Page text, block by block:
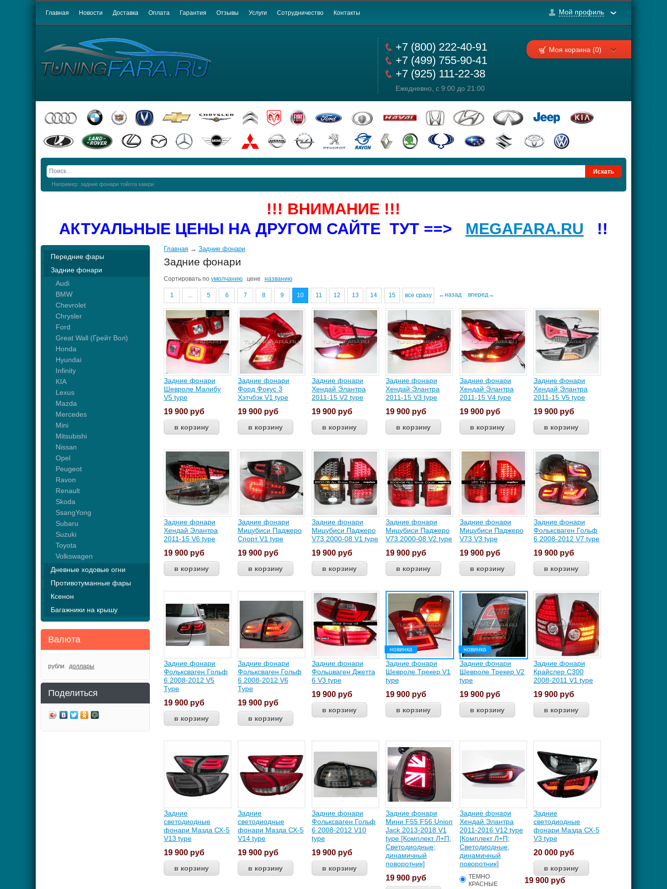
Главная Новости Доставка Оплата Гарантия Отзывы Услуги Сотрудничество Контакты Мой профиль
+7 (800) 222-40-91
+7 (499) 755-90-41
+7 (925) 111-22-38
Ежедневно, с 9:00 до 21:00
Моя корзина (0)
Например: задние фонари тойота камри
!!! ВНИМАНИЕ !!!
АКТУАЛЬНЫЕ ЦЕНЫ НА ДРУГОМ САЙТЕ ТУТ ==> MEGAFARA.RU !!
Передние фары
Задние фонари
Audi
BMW
Chevrolet
Chrysler
Ford
Great Wall (Грейт Вол)
Honda
Hyundai
Infinity
KIA
Lexus
Mazda
Mercedes
Mini
Mitsubishi
Nissan
Opel
Peugeot
Ravon
Renault
Skoda
SsangYong
Subaru
Suzuki
Toyota
Volkswagen
Дневные ходовые огни
Противотуманные фары
Ксенон
Багажники на крышу
Валюта
рубли доллары
Поделиться
Главная → Задние фонари
Задние фонари
Сортировать по умолчанию цене названию
1 ... 5 6 7 8 9 10 11 12 13 14 15 все сразу ←назад вперед→
Задние фонари
Шевроле Малибу
V5 type
19 900 руб
Задние фонари
Форд Фокус 3
Хэтчбэк V1 type
19 900 руб
Задние фонари
Хендай Элантра
2011-15 V2 type
19 900 руб
Задние фонари
Хендай Элантра
2011-15 V3 type
19 900 руб
Задние фонари
Хендай Элантра
2011-15 V4 type
19 900 руб
Задние фонари
Хендай Элантра
2011-15 V5 type
19 900 руб
Задние фонари
Хендай Элантра
2011-15 V6 type
19 900 руб
Задние фонари
Мицубиси Паджеро
Спорт V1 type
19 900 руб
Задние фонари
Мицубиси Паджеро
V73 2000-08 V1 type
19 900 руб
Задние фонари
Мицубиси Паджеро
V73 2000-08 V2 type
19 900 руб
Задние фонари
Мицубиси Паджеро
V73 V3 type
19 900 руб
Задние фонари
Фольксваген Гольф
6 2008-2012 V7 type
19 900 руб
Задние фонари
Фольксваген Гольф
6 2008-2012 V5
Type
19 900 руб
Задние фонари
Фольксваген Гольф
6 2008-2012 V6
Type
19 900 руб
Задние фонари
Фольцваген Джетта
6 V3 type
19 900 руб
Задние фонари
Шевроле Трекер V1
type
19 900 руб
Задние фонари
Шевроле Трекер V2
type
19 900 руб
Задние фонари
Крайслер С300
2008-2011 V1 type
19 900 руб
Задние
светодиодные
фонари Мазда СХ-5
V13 type
19 900 руб
Задние
светодиодные
фонари Мазда СХ-5
V14 type
19 900 руб
Задние фонари
Фольксваген Гольф
6 2008-2012 V10
type
19 900 руб
Задние фонари
Мини F55 F56 Union
Jack 2013-2018 V1
type [Комплект Л+П;
Светодиодные;
динамичный
поворотник]
19 900 руб
Задние фонари
Хендай Элантра
2011-2016 V12 type
[Комплект Л+П;
Светодиодные;
динамичный
поворотник]
ТЕМНО
КРАСНЫЕ
19 900 руб
Задние
светодиодные
фонари Мазда СХ-5
V3 type
20 000 руб